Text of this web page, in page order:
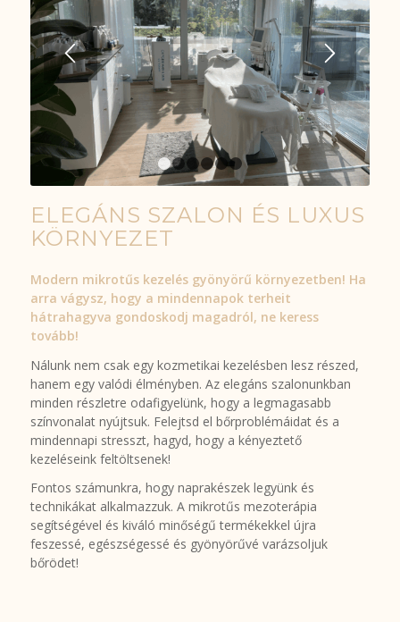
1 2 3 4 5 6
ELEGÁNS SZALON ÉS LUXUS
KÖRNYEZET
Modern mikrotűs kezelés gyönyörű környezetben! Ha
arra vágysz, hogy a mindennapok terheit
hátrahagyva gondoskodj magadról, ne keress
tovább!
Nálunk nem csak egy kozmetikai kezelésben lesz részed,
hanem egy valódi élményben. Az elegáns szalonunkban
minden részletre odafigyelünk, hogy a legmagasabb
színvonalat nyújtsuk. Felejtsd el bőrproblémáidat és a
mindennapi stresszt, hagyd, hogy a kényeztető
kezeléseink feltöltsenek!
Fontos számunkra, hogy naprakészek legyünk és
technikákat alkalmazzuk. A mikrotűs mezoterápia
segítségével és kiváló minőségű termékekkel újra
feszessé, egészségessé és gyönyörűvé varázsoljuk
bőrödet!